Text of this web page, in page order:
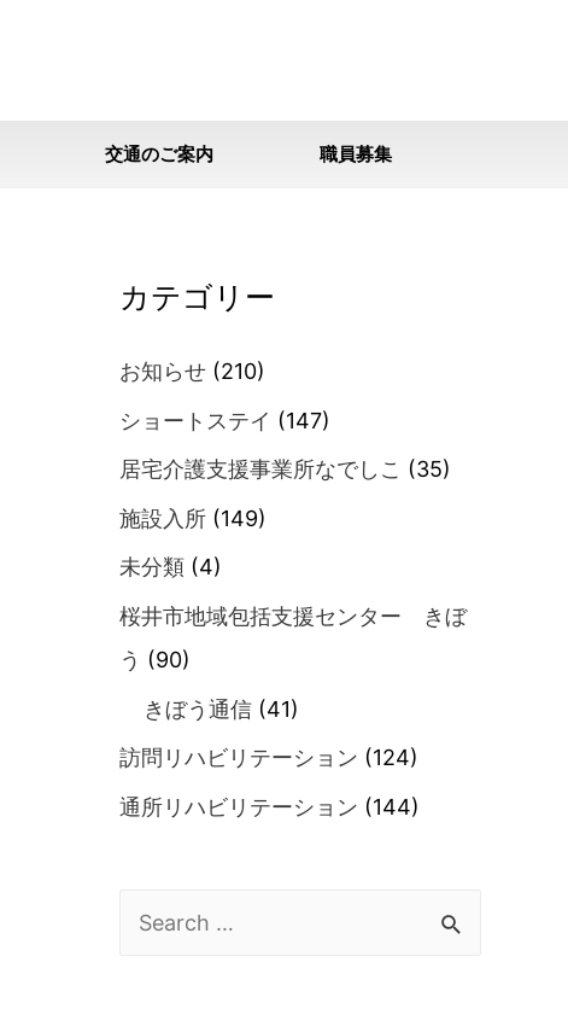
交通のご案内 職員募集
カテゴリー
お知らせ (210)
ショートステイ (147)
居宅介護支援事業所なでしこ (35)
施設入所 (149)
未分類 (4)
桜井市地域包括支援センター きぼ
う (90)
きぼう通信 (41)
訪問リハビリテーション (124)
通所リハビリテーション (144)